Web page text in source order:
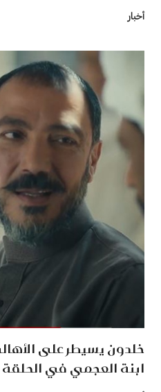
أخبار
خلدون يسيطر على
ابنة العجمي في الحلقة 25 من "جزيرة غمام"